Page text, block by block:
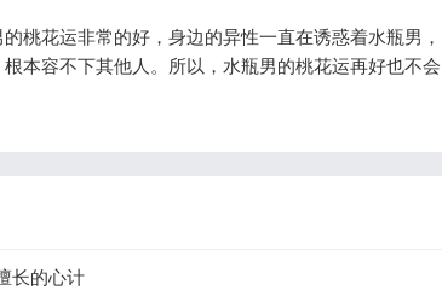
桃花运非常的好，身边的异性一直在诱惑着水瓶男，
本容不下其他人。所以，水瓶男的桃花运再好也不会
长的心计